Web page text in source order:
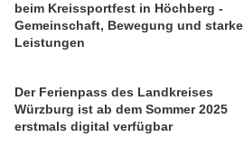
beim Kreissportfest in Höchberg -
Gemeinschaft, Bewegung und starke
Leistungen
Der Ferienpass des Landkreises
Würzburg ist ab dem Sommer 2025
erstmals digital verfügbar